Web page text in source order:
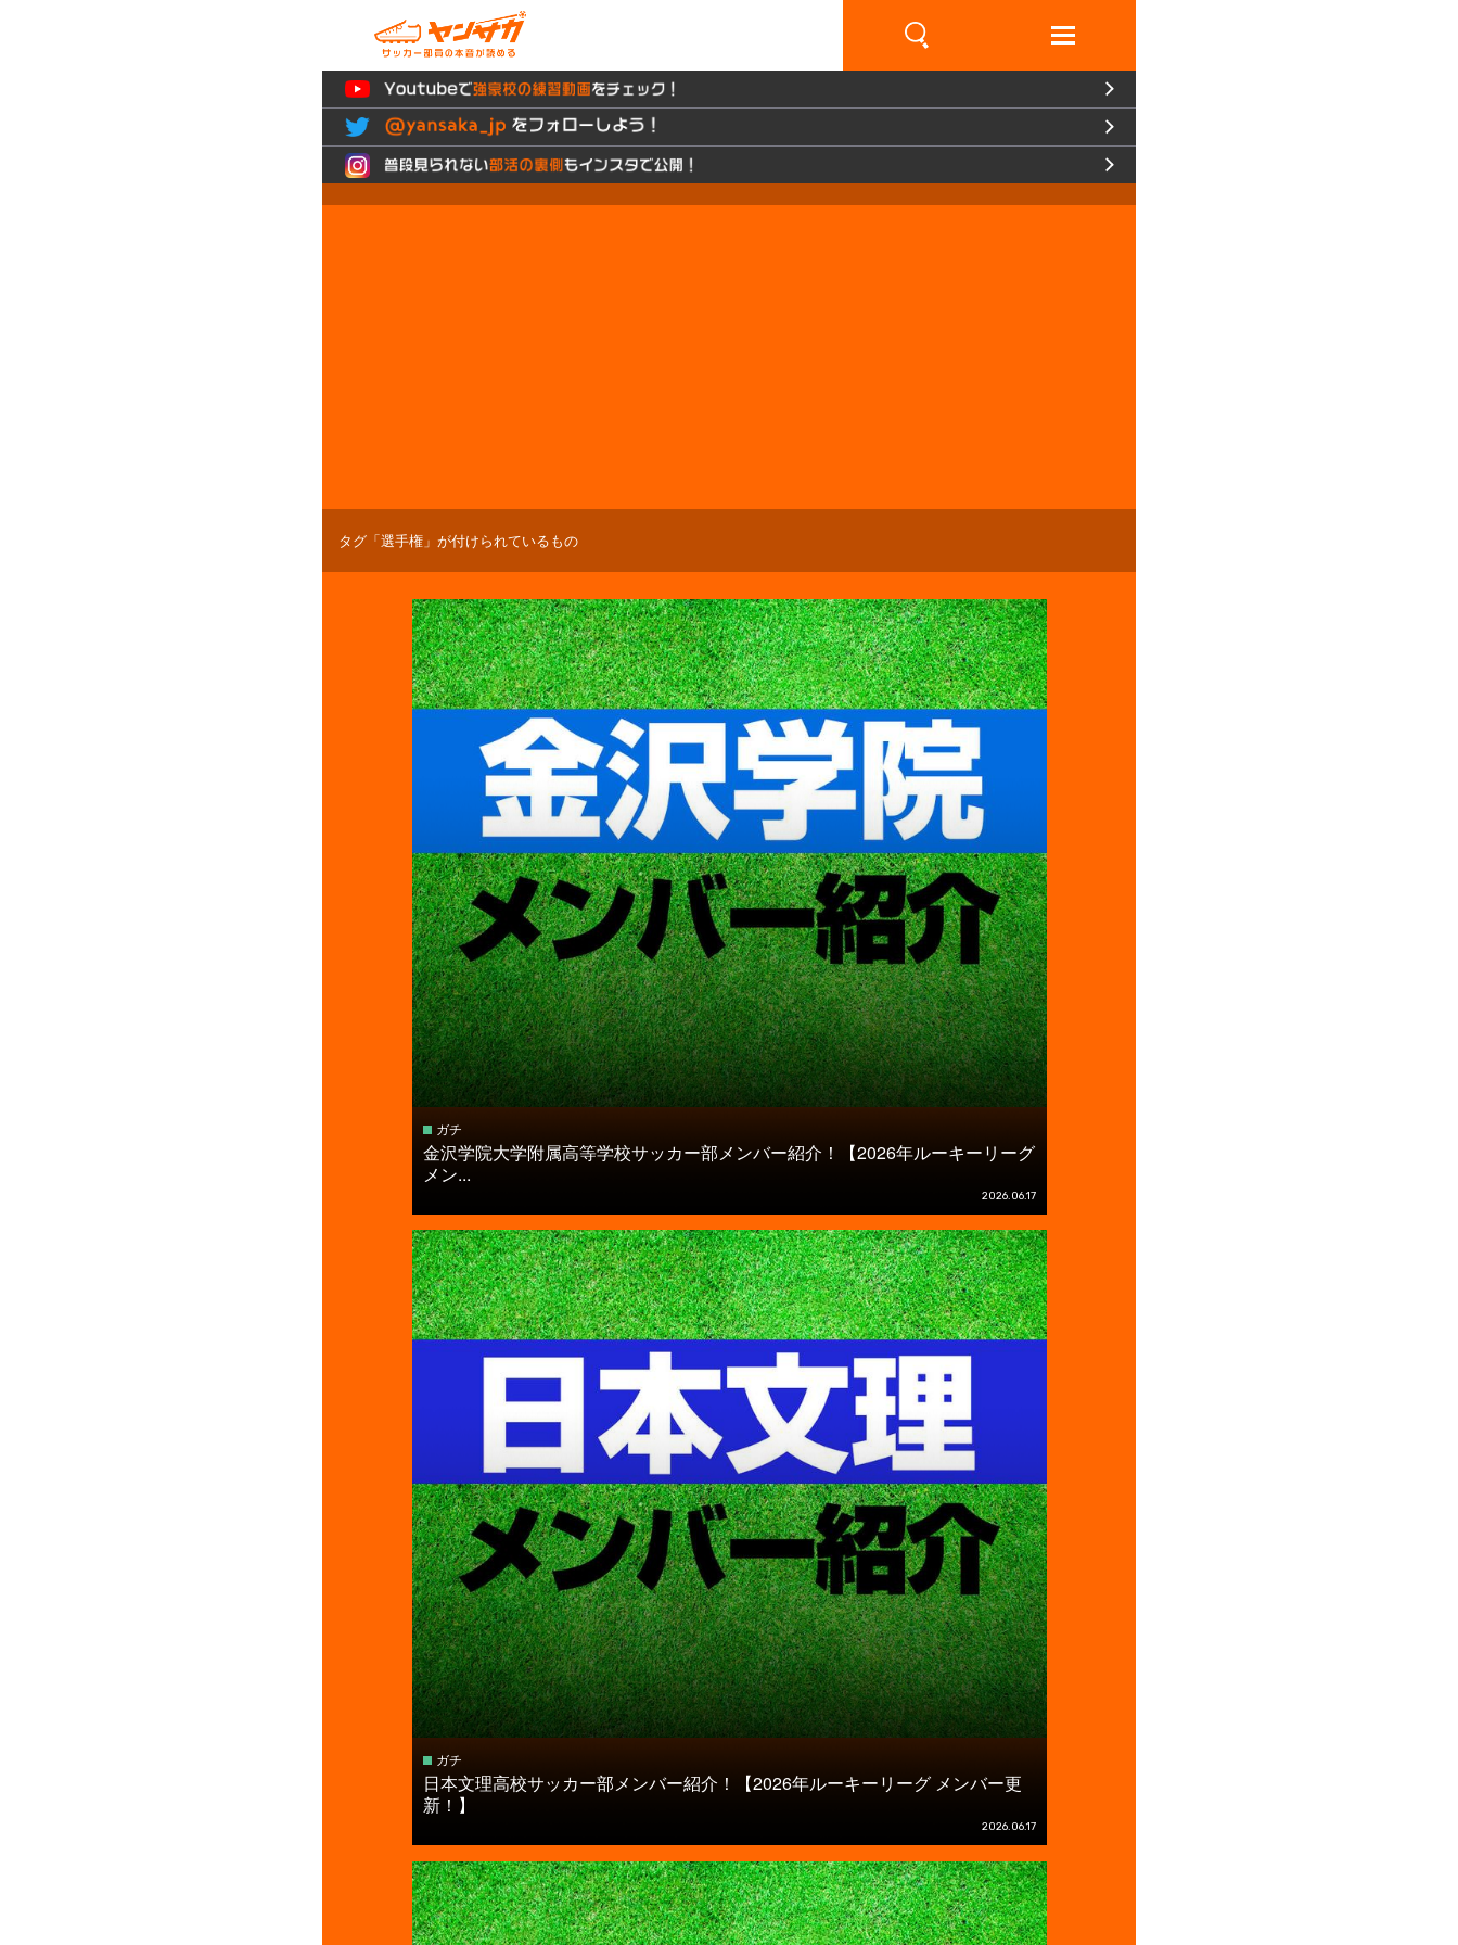
タグ「選手権」が付けられているもの
ガチ
金沢学院大学附属高等学校サッカー部メンバー紹介！【2026年ルーキーリーグ
メン...
2026.06.17
ガチ
日本文理高校サッカー部メンバー紹介！【2026年ルーキーリーグ メンバー更
新！】
2026.06.17